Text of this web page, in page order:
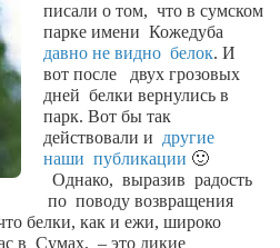
писали о том, что в сумском
парке имени Кожедуба
давно не видно белок. И
вот после
двух грозовых
дней белки вернулись в
парк. Вот бы так
действовали и другие
наши публикации 🙂
Однако, выразив радость
по поводу возвращения
белки, как и ежи, широко
в Сумах, – это дикие